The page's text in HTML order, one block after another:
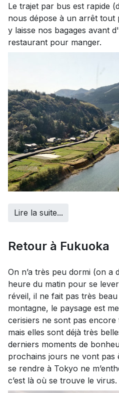
Le trajet par bus est rapide
nous dépose à un arrêt
y laisse nos bagages avant
restaurant pour manger.
Lire la suite...
Retour à Fukuoka
On n’a très peu dormi (on a
heure du matin pour se
réveil, il ne fait pas très
montagne, le paysage est
cerisiers ne sont pas encore
mais elles sont déjà très
derniers moments de
prochains jours ne vont pas
se rendre à Tokyo ne
c’est là où se trouve le virus.